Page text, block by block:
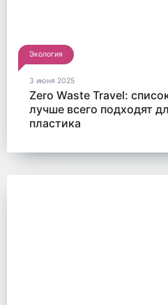
Экология
3 июня 2025
Zero Waste Travel:
лучше всего подходят
пластика